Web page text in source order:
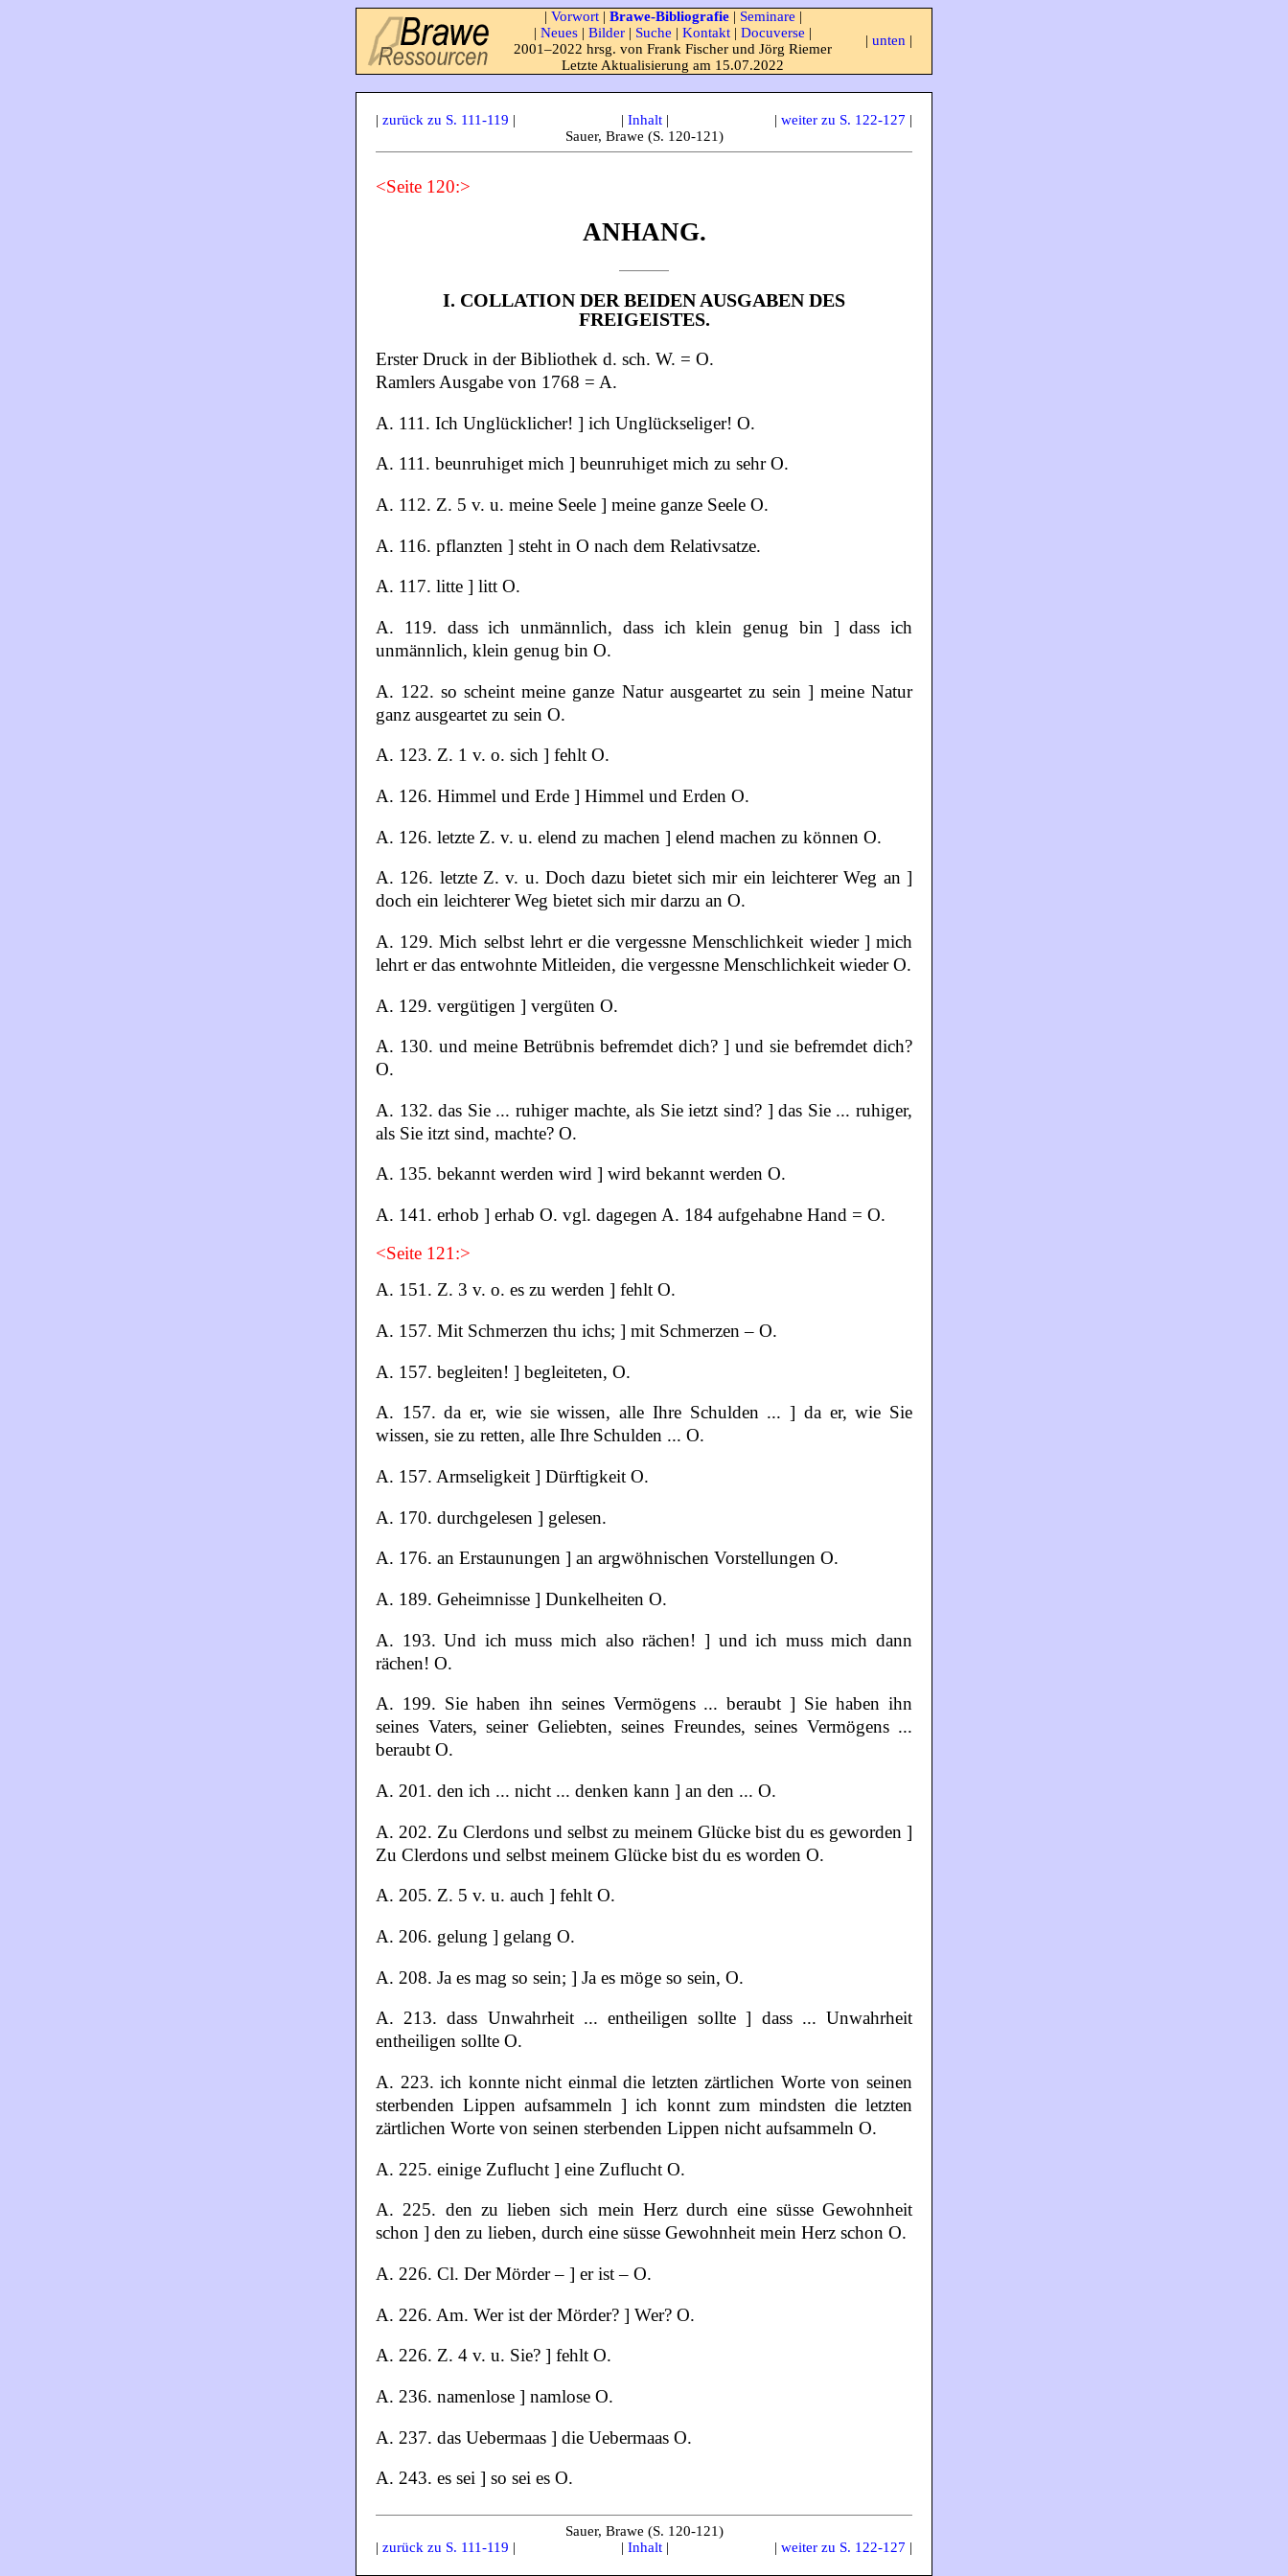
| Vorwort| Brawe-Bibliografie| Seminare |
| Neues | Bilder | Suche | Kontakt | Docuverse |
2001–2022 hrsg. von Frank Fischer und Jörg Riemer
Letzte Aktualisierung am 15.07.2022
| unten |
| zurück zu S. 111-119 | | Inhalt|
Sauer, Brawe (S. 120-121)
| weiter zu S. 122-127 |
<Seite 120:>
ANHANG.
I. COLLATION DER BEIDEN AUSGABEN DES
FREIGEISTES.
Erster Druck in der Bibliothek d. sch. W. = O.
Ramlers Ausgabe von 1768 = A.
A. 111. Ich Unglücklicher! ] ich Unglückseliger! O.
A. 111. beunruhiget mich ] beunruhiget mich zu sehr O.
A. 112. Z. 5 v. u. meine Seele ] meine ganze Seele O.
A. 116. pflanzten ] steht in O nach dem Relativsatze.
A. 117. litte ] litt O.
A. 119. dass ich unmännlich, dass ich klein genug bin ] dass ich
unmännlich, klein genug bin O.
A. 122. so scheint meine ganze Natur ausgeartet zu sein ] meine Natur
ganz ausgeartet zu sein O.
A. 123. Z. 1 v. o. sich ] fehlt O.
A. 126. Himmel und Erde ] Himmel und Erden O.
A. 126. letzte Z. v. u. elend zu machen ] elend machen zu können O.
A. 126. letzte Z. v. u. Doch dazu bietet sich mir ein leichterer Weg an ]
doch ein leichterer Weg bietet sich mir darzu an O.
A. 129. Mich selbst lehrt er die vergessne Menschlichkeit wieder ] mich
lehrt er das entwohnte Mitleiden, die vergessne Menschlichkeit wieder O.
A. 129. vergütigen ] vergüten O.
A. 130. und meine Betrübnis befremdet dich? ] und sie befremdet dich?
O.
A. 132. das Sie ... ruhiger machte, als Sie ietzt sind? ] das Sie ... ruhiger,
als Sie itzt sind, machte? O.
A. 135. bekannt werden wird ] wird bekannt werden O.
A. 141. erhob ] erhab O. vgl. dagegen A. 184 aufgehabne Hand = O.
<Seite 121:>
A. 151. Z. 3 v. o. es zu werden ] fehlt O.
A. 157. Mit Schmerzen thu ichs; ] mit Schmerzen – O.
A. 157. begleiten! ] begleiteten, O.
A. 157. da er, wie sie wissen, alle Ihre Schulden ... ] da er, wie Sie
wissen, sie zu retten, alle Ihre Schulden ... O.
A. 157. Armseligkeit ] Dürftigkeit O.
A. 170. durchgelesen ] gelesen.
A. 176. an Erstaunungen ] an argwöhnischen Vorstellungen O.
A. 189. Geheimnisse ] Dunkelheiten O.
A. 193. Und ich muss mich also rächen! ] und ich muss mich dann
rächen! O.
A. 199. Sie haben ihn seines Vermögens ... beraubt ] Sie haben ihn
seines Vaters, seiner Geliebten, seines Freundes, seines Vermögens ...
beraubt O.
A. 201. den ich ... nicht ... denken kann ] an den ... O.
A. 202. Zu Clerdons und selbst zu meinem Glücke bist du es geworden ]
Zu Clerdons und selbst meinem Glücke bist du es worden O.
A. 205. Z. 5 v. u. auch ] fehlt O.
A. 206. gelung ] gelang O.
A. 208. Ja es mag so sein; ] Ja es möge so sein, O.
A. 213. dass Unwahrheit ... entheiligen sollte ] dass ... Unwahrheit
entheiligen sollte O.
A. 223. ich konnte nicht einmal die letzten zärtlichen Worte von seinen
sterbenden Lippen aufsammeln ] ich konnt zum mindsten die letzten
zärtlichen Worte von seinen sterbenden Lippen nicht aufsammeln O.
A. 225. einige Zuflucht ] eine Zuflucht O.
A. 225. den zu lieben sich mein Herz durch eine süsse Gewohnheit
schon ] den zu lieben, durch eine süsse Gewohnheit mein Herz schon O.
A. 226. Cl. Der Mörder – ] er ist – O.
A. 226. Am. Wer ist der Mörder? ] Wer? O.
A. 226. Z. 4 v. u. Sie? ] fehlt O.
A. 236. namenlose ] namlose O.
A. 237. das Uebermaas ] die Uebermaas O.
A. 243. es sei ] so sei es O.
| zurück zu S. 111-119 |
Sauer, Brawe (S. 120-121)
| Inhalt| | weiter zu S. 122-127 |